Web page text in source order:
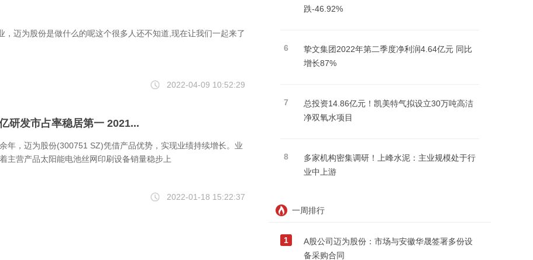
迈为股份是做什么的呢这个很多人还不知道,现在让我们一起来了
2022-04-09 10:52:29
研发市占率稳居第一 2021...
年，迈为股份(300751 SZ)凭借产品优势，实现业绩持续增长。业
主营产品太阳能电池丝网印刷设备销量稳步上
2022-01-18 15:22:37
跌-46.92%
6
挚文集团2022年第二季度净利润4.64亿元 同比
增长87%
7
总投资14.86亿元！凯美特气拟设立30万吨高洁
净双氧水项目
8
多家机构密集调研！上峰水泥：主业规模处于行
业中上游
一周排行
1
A股公司迈为股份：市场与安徽华晟签署多份设
备采购合同